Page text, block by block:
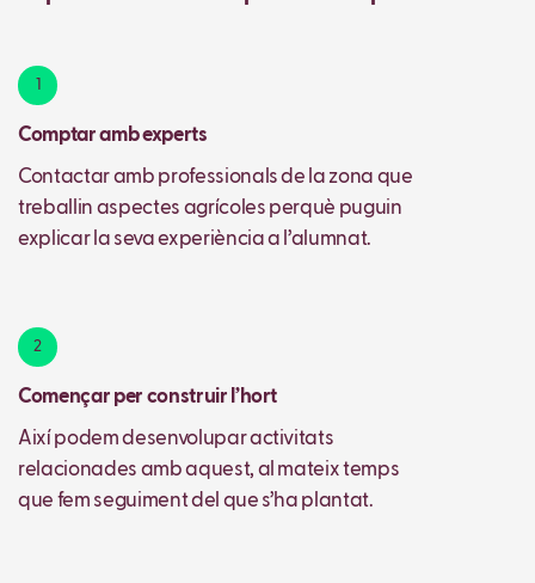
1
Comptar amb experts
Contactar amb professionals de la zona que
treballin aspectes agrícoles perquè puguin
explicar la seva experiència a l’alumnat.
2
Començar per construir l’hort
Així podem desenvolupar activitats
relacionades amb aquest, al mateix temps
que fem seguiment del que s’ha plantat.